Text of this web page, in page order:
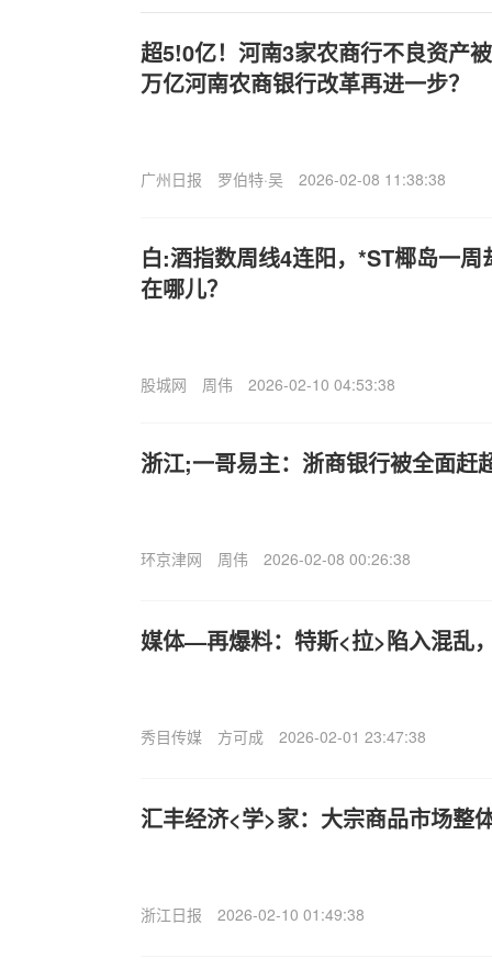
超5!0亿！河南3家农商行不良资产
万亿河南农商银行改革再进一步？
广州日报 罗伯特·吴 2026-02-08 11:38:38
白:酒指数周线4连阳，*ST椰岛一
在哪儿？
股城网 周伟 2026-02-10 04:53:38
浙江;一哥易主：浙商银行被全面赶
环京津网 周伟 2026-02-08 00:26:38
媒体—再爆料：特斯<拉>陷入混乱
秀目传媒 方可成 2026-02-01 23:47:38
汇丰经济<学>家：大宗商品市场整
浙江日报 2026-02-10 01:49:38